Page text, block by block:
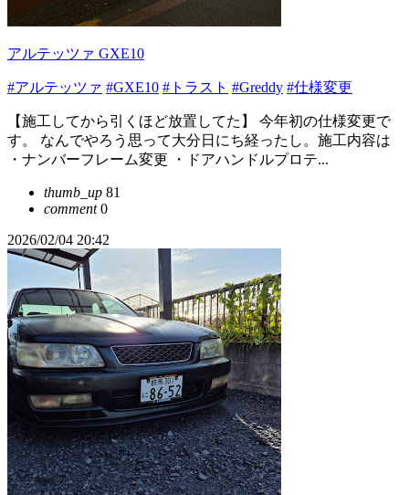
アルテッツァ GXE10
#アルテッツァ #GXE10 #トラスト #Greddy #仕様変更
【施工してから引くほど放置してた】 今年初の仕様変更で
す。 なんでやろう思って大分日にち経ったし。施工内容は
・ナンバーフレーム変更 ・ドアハンドルプロテ...
thumb_up 81
comment0
2026/02/04 20:42